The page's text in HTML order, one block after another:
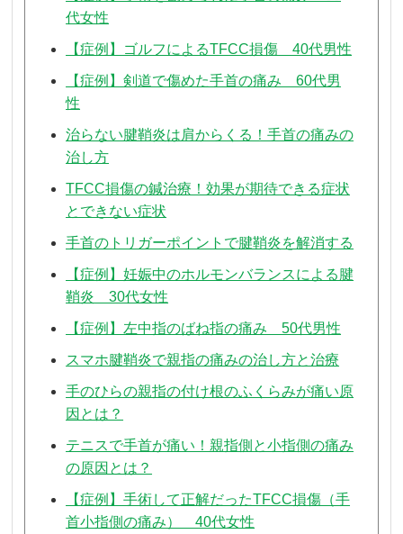
代女性
【症例】ゴルフによるTFCC損傷 40代男性
【症例】剣道で傷めた手首の痛み 60代男
性
治らない腱鞘炎は肩からくる！手首の痛みの
治し方
TFCC損傷の鍼治療！効果が期待できる症状
とできない症状
手首のトリガーポイントで腱鞘炎を解消する
【症例】妊娠中のホルモンバランスによる腱
鞘炎 30代女性
【症例】左中指のばね指の痛み 50代男性
スマホ腱鞘炎で親指の痛みの治し方と治療
手のひらの親指の付け根のふくらみが痛い原
因とは？
テニスで手首が痛い！親指側と小指側の痛み
の原因とは？
【症例】手術して正解だったTFCC損傷（手
首小指側の痛み） 40代女性